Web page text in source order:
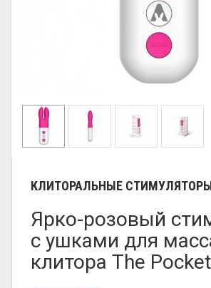
КЛИТОРАЛЬНЫЕ
Ярко-розовый
с ушками для
клитора The